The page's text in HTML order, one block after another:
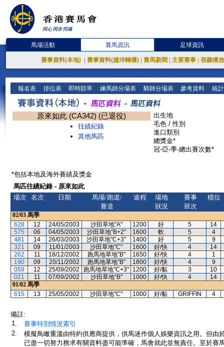
馬場活動 賽馬資訊 足球資訊
賽事資料(本地) 賽事資料(越洋轉播) 賽馬新聞 主要賽事 視聽播
報名表 排位表 即時賠率 練馬師分場表 騎師分場表 參考資料 統
原來如此 (CA342) (已退役)
往績紀錄
其他馬匹
出生地
毛色 / 性別
進口類別
總獎金*
冠-亞-季-總出賽次數*
*包括本地及海外賽績及獎金
馬匹往績紀錄 - 原來如此
場次
名次 日期
馬場/跑道/
賽道
途程
場地
狀況
賽事
班次
檔位
02/03 馬季
628
12 24/05/2003 沙田草地"A" 1200 好 5
14
575
06 04/05/2003 沙田草地"B+2" 1600 軟 5
4
481
14 26/03/2003 沙田草地"C+3" 1400 好 5
9
321
09 11/01/2003 沙田草地"C" 1600 好/快 4
14
262
11 18/12/2002 跑馬地草地"B" 1650 好/快 4
1
190
09 20/11/2002 跑馬地草地"B" 1800 好/快 4
9
059
12 25/09/2002 跑馬地草地"C+3" 1200 好/黏 3
10
021
11 07/09/2002 沙田草地"B" 1000 好/快 4
14
01/02 馬季
615
13 25/05/2002 沙田草地"C" 1000 好/黏 GRIFFIN 4
備註:
1.
賽事特別情況索引
2.
模擬鳥瞰重溫由特約供應商提供，供馬迷作個人娛樂資訊之用。但
已盡一切努力務求有關資料盡可能準確，馬會就此並無責任。至於賽